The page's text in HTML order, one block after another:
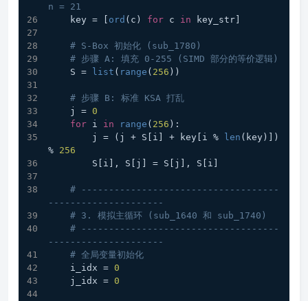
n = 21
    key = [
ord (c) for c in key_str]
# S-Box 初始化 (sub_1780)
# 步骤 A: 填充 0-255 (SIMD 部分的等价逻辑)
    S =
list ( range ( 256 ))
# 步骤 B: 标准 KSA 打乱
    j =
0
for i in range ( 256 ):
        j = (j + S[i] + key[i %
len (key)])
% 256
        S[i], S[j] = S[j], S[i]
# ------------------------------------
---------------------
# 3. 模拟主循环 (sub_1640 和 sub_1740)
# ------------------------------------
---------------------
# 全局变量初始化
    i_idx =
0
    j_idx =
0